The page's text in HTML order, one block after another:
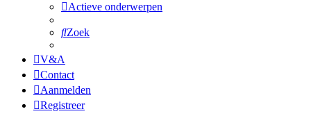
Actieve onderwerpen
Zoek
V&A
Contact
Aanmelden
Registreer